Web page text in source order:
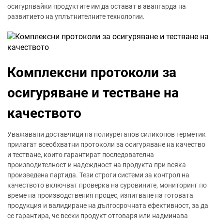
осигурявайки продуктите им да остават в авангарда на
развитието на уплътнителните технологии.
Комплексни протоколи за
осигуряване и тестване на
качеството
Уважавани доставчици на полиуретанов силиконов герметик
прилагат всеобхватни протоколи за осигуряване на качество
и тестване, които гарантират последователна
производителност и надеждност на продукта при всяка
произведена партида. Тези строги системи за контрол на
качеството включват проверка на суровините, мониторинг по
време на производствения процес, изпитване на готовата
продукция и валидиране на дългосрочната ефективност, за да
се гарантира, че всеки продукт отговаря или надминава